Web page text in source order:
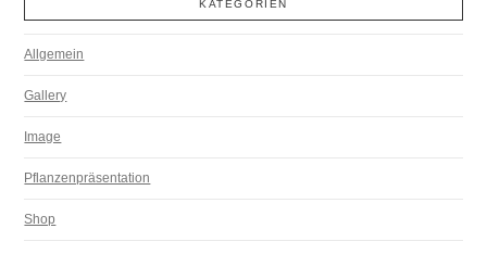
KATEGORIEN
Allgemein
Gallery
Image
Pflanzenpräsentation
Shop